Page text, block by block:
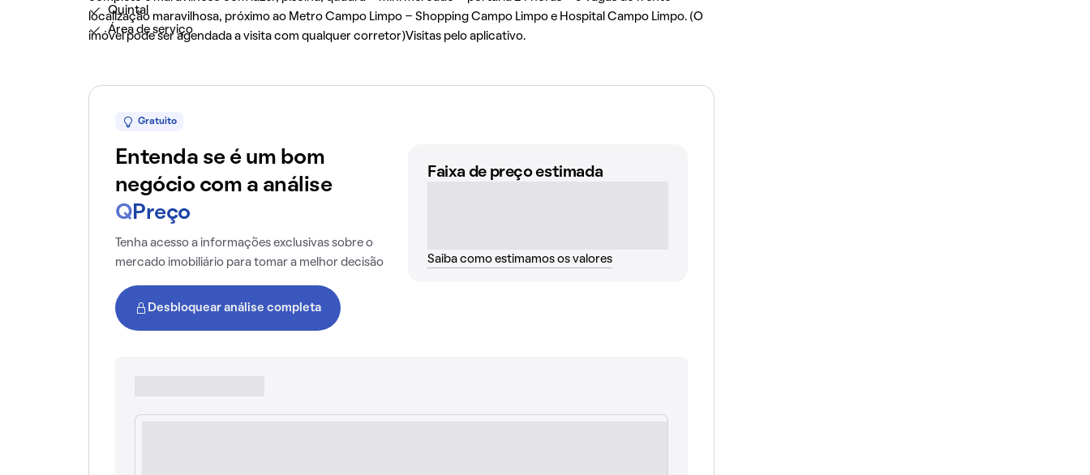
localização maravilhosa, próximo ao Metro Campo Limpo - Shopping Campo Limpo e Hospital Campo Limpo. (O
imóvel pode ser agendada a visita com qualquer corretor)Visitas pelo aplicativo.
Quintal
Área de serviço
Gratuito
Entenda se é um bom
negócio com a análise
Q Preço
Tenha acesso a informações exclusivas sobre o
mercado imobiliário para tomar a melhor decisão
Desbloquear análise completa
Faixa de preço estimada
Saiba como estimamos os valores